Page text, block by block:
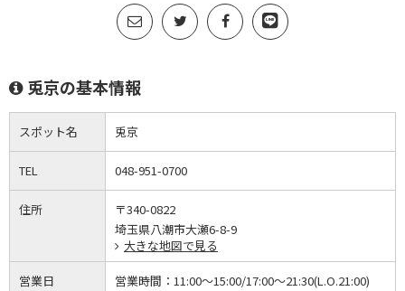
兎京の基本情報
スポット名 兎京
TEL 048-951-0700
住所
〒340-0822
埼玉県八潮市大瀬6-8-9
大きな地図で見る
営業日 営業時間： 11:00～15:00/17:00～21:30(L.O.21:00)